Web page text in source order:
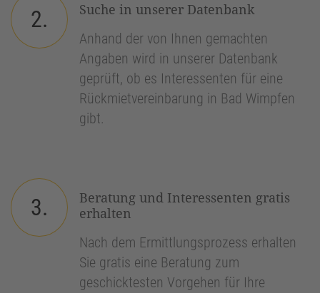
2.
Suche in unserer Datenbank
Anhand der von Ihnen gemachten
Angaben wird in unserer Datenbank
geprüft, ob es Interessenten für eine
Rückmietvereinbarung in Bad Wimpfen
gibt.
3.
Beratung und Interessenten gratis
erhalten
Nach dem Ermittlungsprozess erhalten
Sie gratis eine Beratung zum
geschicktesten Vorgehen für Ihre